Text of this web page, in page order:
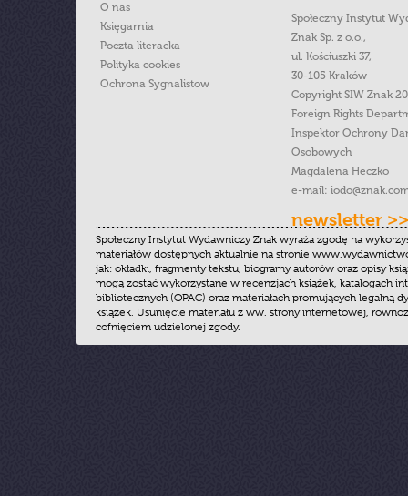
O nas
Księgarnia
Poczta literacka
Polityka cookies
Ochrona Sygnalistow
Społeczny Instytut
Znak Sp. z o.o.,
ul. Kościuszki 37,
30-105 Kraków
Copyright SIW Znak
Foreign Rights
Inspektor Ochrony
Osobowych
Magdalena Heczko
e-mail:
newsletter >>
Społeczny Instytut Wydawniczy Znak wyraża zgodę na
materiałów dostępnych aktualnie na stronie
jak: okładki, fragmenty tekstu, biogramy autorów oraz opisy
mogą zostać wykorzystane w recenzjach książek, katalogach
bibliotecznych (OPAC) oraz materiałach promujących legalną
książek. Usunięcie materiału z ww. strony internetowej,
cofnięciem udzielonej zgody.